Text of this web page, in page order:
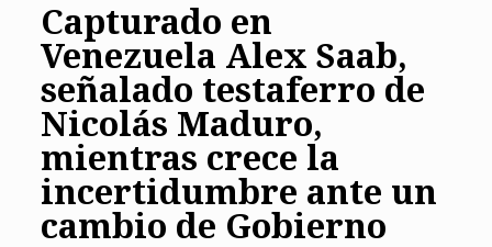
Capturado en
Venezuela Alex Saab,
señalado testaferro de
Nicolás Maduro,
mientras crece la
incertidumbre ante un
cambio de Gobierno